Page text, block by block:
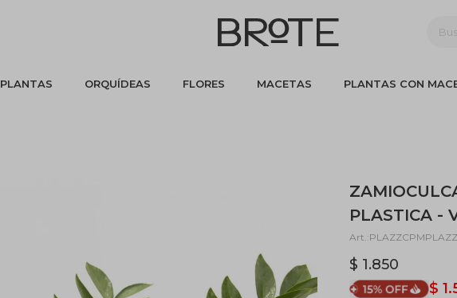
PLANTAS ORQUÍDEAS FLORES MACETAS PLANTAS CON
PLASTICA -
$ 1.850
$